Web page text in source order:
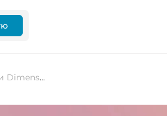
MediaTek анонсувала потужні чипи Dimensity 9500s та 8500 для преміум-сегменту